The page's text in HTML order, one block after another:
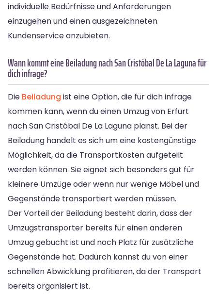
individuelle Bedürfnisse und Anforderungen
einzugehen und einen ausgezeichneten
Kundenservice anzubieten.
Wann kommt eine Beiladung nach San Cristóbal De La Laguna für
dich infrage?
Die Beiladung ist eine Option, die für dich infrage
kommen kann, wenn du einen Umzug von Erfurt
nach San Cristóbal De La Laguna planst. Bei der
Beiladung handelt es sich um eine kostengünstige
Möglichkeit, da die Transportkosten aufgeteilt
werden können. Sie eignet sich besonders gut für
kleinere Umzüge oder wenn nur wenige Möbel und
Gegenstände transportiert werden müssen.
Der Vorteil der Beiladung besteht darin, dass der
Umzugstransporter bereits für einen anderen
Umzug gebucht ist und noch Platz für zusätzliche
Gegenstände hat. Dadurch kannst du von einer
schnellen Abwicklung profitieren, da der Transport
bereits organisiert ist.